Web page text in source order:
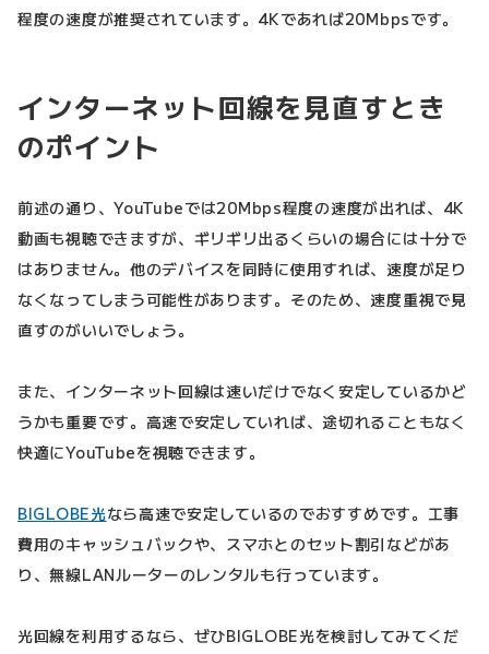
程度の速度が推奨されています。4Kであれば20Mbpsです。
インターネット回線を見直すとき
のポイント
前述の通り、YouTubeでは20Mbps程度の速度が出れば、4K
動画も視聴できますが、ギリギリ出るくらいの場合には十分で
はありません。他のデバイスを同時に使用すれば、速度が足り
なくなってしまう可能性があります。そのため、速度重視で見
直すのがいいでしょう。
また、インターネット回線は速いだけでなく安定しているかど
うかも重要です。高速で安定していれば、途切れることもなく
快適にYouTubeを視聴できます。
BIGLOBE光なら高速で安定しているのでおすすめです。工事
費用のキャッシュバックや、スマホとのセット割引などがあ
り、無線LANルーターのレンタルも行っています。
光回線を利用するなら、ぜひBIGLOBE光を検討してみてくだ